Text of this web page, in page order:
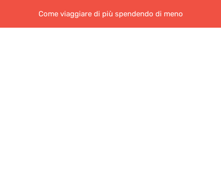
Come viaggiare di più spendendo di meno